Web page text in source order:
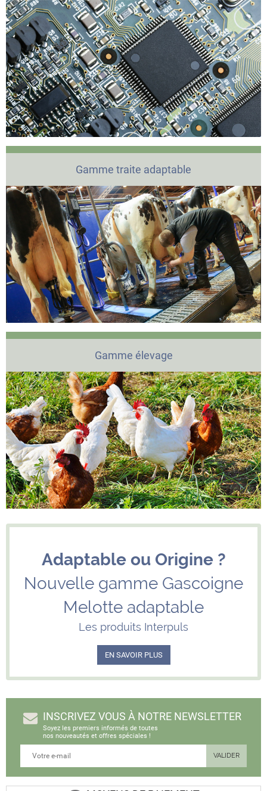
Gamme traite adaptable
Gamme élevage
Adaptable ou Origine ?
Nouvelle gamme Gascoigne
Melotte adaptable
Les produits Interpuls
EN SAVOIR PLUS
INSCRIVEZ VOUS À NOTRE NEWSLETTER
Soyez les premiers informés de toutes
nos nouveautés et offres spéciales !